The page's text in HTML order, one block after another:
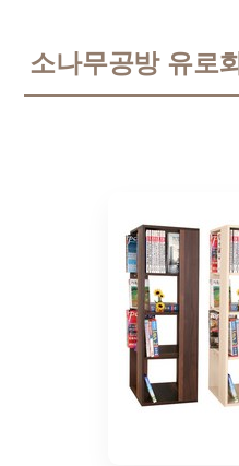
소나무공방 유로